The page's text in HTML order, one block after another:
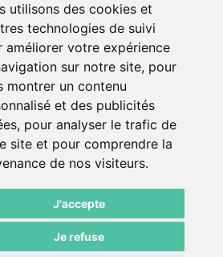
utilisons des cookies et
technologies de suivi
améliorer votre expérience
sur notre site, pour
montrer un contenu
et des publicités
pour analyser le trafic de
site et pour comprendre la
de nos visiteurs.
J'accepte
Je refuse
Neuchâtel